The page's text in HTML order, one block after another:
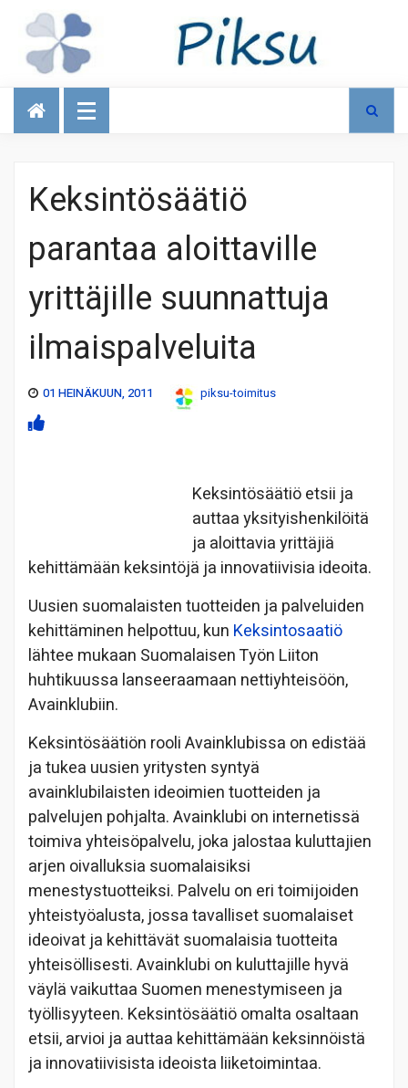
Talous
Keksintösäätiö
parantaa aloittaville
yrittäjille suunnattuja
ilmaispalveluita
01 HEINÄKUUN, 2011 piksu-toimitus
Keksintösäätiö etsii ja
auttaa yksityishenkilöitä
ja aloittavia yrittäjiä
kehittämään keksintöjä ja innovatiivisia ideoita.
Uusien suomalaisten tuotteiden ja palveluiden
kehittäminen helpottuu, kun Keksintosaatiö
lähtee mukaan Suomalaisen Työn Liiton
huhtikuussa lanseeraamaan nettiyhteisöön,
Avainklubiin.
Keksintösäätiön rooli Avainklubissa on edistää
ja tukea uusien yritysten syntyä
avainklubilaisten ideoimien tuotteiden ja
palvelujen pohjalta. Avainklubi on internetissä
toimiva yhteisöpalvelu, joka jalostaa kuluttajien
arjen oivalluksia suomalaisiksi
menestystuotteiksi. Palvelu on eri toimijoiden
yhteistyöalusta, jossa tavalliset suomalaiset
ideoivat ja kehittävät suomalaisia tuotteita
yhteisöllisesti. Avainklubi on kuluttajille hyvä
väylä vaikuttaa Suomen menestymiseen ja
työllisyyteen. Keksintösäätiö omalta osaltaan
etsii, arvioi ja auttaa kehittämään keksinnöistä
ja innovatiivisista ideoista liiketoimintaa.